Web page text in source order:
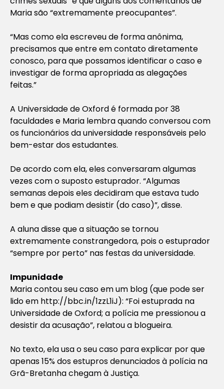
Maria são “extremamente preocupantes”.
“Mas como ela escreveu de forma anônima,
precisamos que entre em contato diretamente
conosco, para que possamos identificar o caso e
investigar de forma apropriada as alegações
feitas.”
A Universidade de Oxford é formada por 38
faculdades e Maria lembra quando conversou com
os funcionários da universidade responsáveis pelo
bem-estar dos estudantes.
De acordo com ela, eles conversaram algumas
vezes com o suposto estuprador. “Algumas
semanas depois eles decidiram que estava tudo
bem e que podiam desistir (do caso)”, disse.
A aluna disse que a situação se tornou
extremamente constrangedora, pois o estuprador
“sempre por perto” nas festas da universidade.
Impunidade
Maria contou seu caso em um blog (que pode ser
lido em http://bbc.in/1zzL1iJ): “Foi estuprada na
Universidade de Oxford; a polícia me pressionou a
desistir da acusação”, relatou a blogueira.
No texto, ela usa o seu caso para explicar por que
apenas 15% dos estupros denunciados à polícia na
Grã-Bretanha chegam à Justiça.